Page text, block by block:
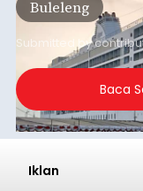
dibandingkan
yang tercatat
Buleleng
Submitted by
Baca
Iklan